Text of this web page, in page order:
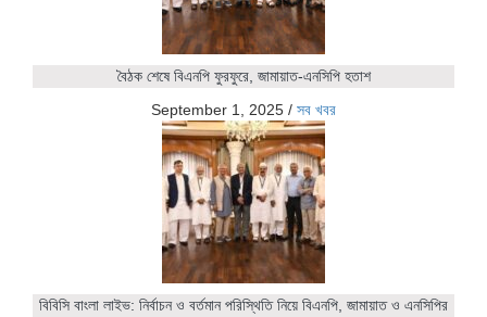
বৈঠক শেষে বিএনপি ফুরফুরে, জামায়াত-এনসিপি হতাশ
September 1, 2025 / সব খবর
বিবিসি বাংলা লাইভ: নির্বাচন ও বর্তমান পরিস্থিতি নিয়ে বিএনপি, জামায়াত ও এনসিপির